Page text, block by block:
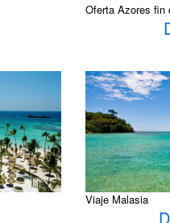
Oferta Azores fin
Viaje Malasia